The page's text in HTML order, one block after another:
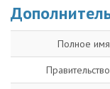
Полное имя
Правительство